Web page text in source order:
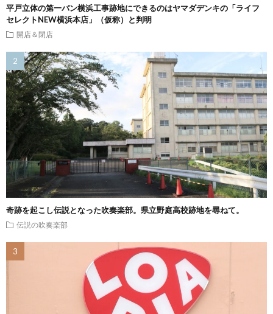
平戸立体の第一パン横浜工事跡地にできるのはヤマダデンキの「ライフ
セレクトNEW横浜本店」（仮称）と判明
開店＆閉店
奇跡を起こし伝説となった吹奏楽部。県立野庭高校跡地を尋ねて。
伝説の吹奏楽部